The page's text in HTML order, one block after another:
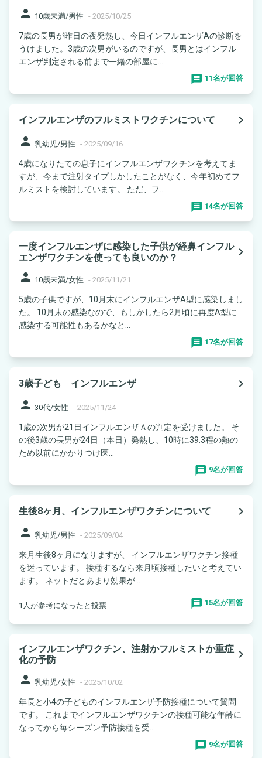
person 10歳未満/男性 - 2025/10/25
7歳の長男が昨日の夜発熱し、今日インフルエンザAの診断を
うけました。3歳の次男がいるのですが、長男とはインフル
エンザ判定される前まで一緒の部屋に...
11名が回答
インフルエンザのフルミストワクチンについて
navigate_next
person 乳幼児/男性 - 2025/09/16
4歳になりたての息子にインフルエンザワクチンを考えてま
すが、今まで注射タイプしかしたことがなく、今年初めてフ
ルミストを検討しています。 ただ、フ...
14名が回答
一度インフルエンザに感染した子供が経鼻インフル
エンザワクチンを使っても良いのか？
navigate_next
person 10歳未満/女性 - 2025/11/21
5歳の子供ですが、10月末にインフルエンザA型に感染しまし
た。 10月末の感染なので、もしかしたら2月頃に再度A型に
感染する可能性もあるかなと...
17名が回答
3歳子ども インフルエンザ
navigate_next
person 30代/女性 - 2025/11/24
1歳の次男が21日インフルエンザＡの判定を受けました。 そ
の後3歳の長男が24日（本日）発熱し、10時に39.3程の熱の
ため以前にかかりつけ医...
9名が回答
生後8ヶ月、インフルエンザワクチンについて
navigate_next
person 乳幼児/男性 - 2025/09/04
来月生後8ヶ月になりますが、 インフルエンザワクチン接種
を迷っています。 接種するなら来月頃接種したいと考えてい
ます。 ネットだとあまり効果が...
1人が参考になったと投票 15名が回答
インフルエンザワクチン、注射かフルミストか重症
化の予防
navigate_next
person 乳幼児/女性 - 2025/10/02
年長と小4の子どものインフルエンザ予防接種について質問
です。 これまでインフルエンザワクチンの接種可能な年齢に
なってから毎シーズン予防接種を受...
9名が回答